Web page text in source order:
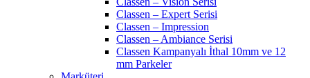
Classen – Expert Serisi
Classen – Impression
Classen – Ambiance Serisi
Classen Kampanyalı İthal 10mm ve 12
mm Parkeler